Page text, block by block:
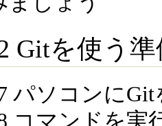
Gitを使う
パソコンに
コマンドを